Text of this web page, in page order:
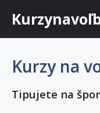
obsah
Kurzy na
Tipujete na